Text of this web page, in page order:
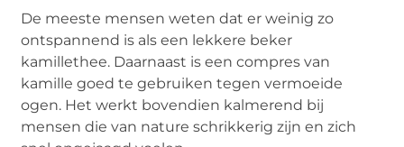
De meeste mensen weten dat er weinig zo
ontspannend is als een lekkere beker
kamillethee. Daarnaast is een compres van
kamille goed te gebruiken tegen vermoeide
ogen. Het werkt bovendien kalmerend bij
mensen die van nature schrikkerig zijn en zich